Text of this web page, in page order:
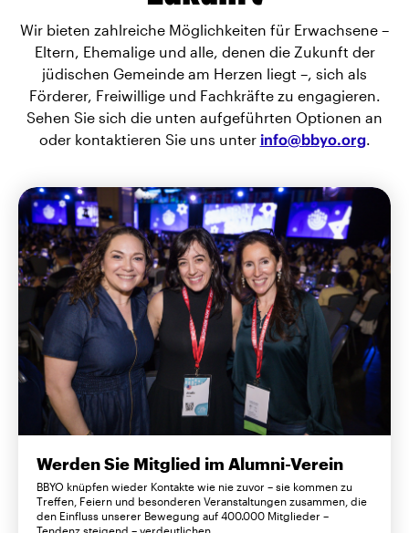
Wir bieten zahlreiche Möglichkeiten für Erwachsene –
Eltern, Ehemalige und alle, denen die Zukunft der
jüdischen Gemeinde am Herzen liegt –, sich als
Förderer, Freiwillige und Fachkräfte zu engagieren.
Sehen Sie sich die unten aufgeführten Optionen an
oder kontaktieren Sie uns unter info@bbyo.org.
Werden Sie Mitglied im Alumni-Verein
BBYO knüpfen wieder Kontakte wie nie zuvor – sie kommen zu
Treffen, Feiern und besonderen Veranstaltungen zusammen, die
den Einfluss unserer Bewegung auf 400.000 Mitglieder –